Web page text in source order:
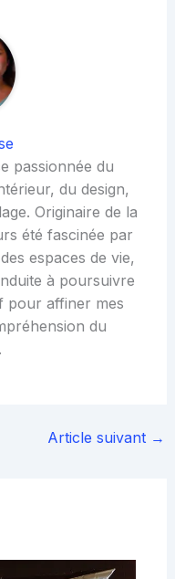
passionnée du
du design,
Originaire de la
été fascinée par
espaces de vie,
à poursuivre
pour affiner mes
du
Article suivant →